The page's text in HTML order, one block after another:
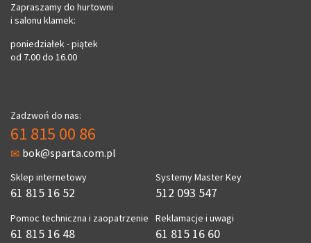
Zapraszamy do hurtowni
i salonu klamek:
poniedziałek - piątek
od 7.00 do 16.00
Zadzwoń do nas:
61 815 00 86
bok@sparta.com.pl
Sklep internetowy
61 815 16 52
Pomoc techniczna i zaopatrzenie
61 815 16 48
Systemy Master Key
512 093 547
Reklamacje i uwagi
61 815 16 60